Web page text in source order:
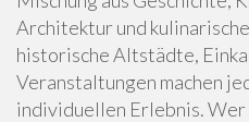
Architektur und
historische Altstädte,
Veranstaltungen machen
individuellen Erlebnis.